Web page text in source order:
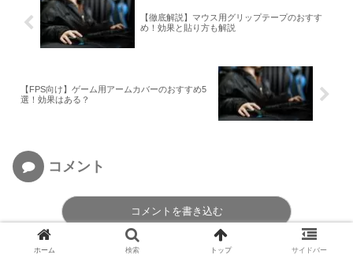
【徹底解説】マウス用グリップテープのおすす
め！効果と貼り方も解説
【FPS向け】ゲーム用アームカバーのおすすめ5
選！効果はある？
コメント
コメントを書き込む
ホーム 検索 トップ サイドバー